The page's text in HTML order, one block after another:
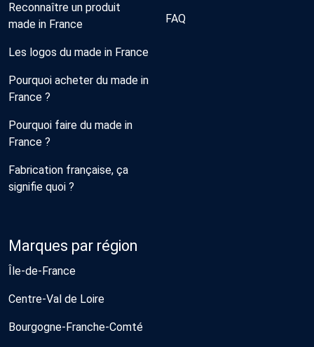
Reconnaître un produit
made in France
Les logos du made in France
Pourquoi acheter du made in
France ?
Pourquoi faire du made in
France ?
Fabrication française, ça
signifie quoi ?
FAQ
Marques par région
Île-de-France
Centre-Val de Loire
Bourgogne-Franche-Comté